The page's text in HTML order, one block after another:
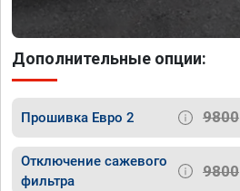
Дополнительные опции:
Прошивка Евро 2 9800
Отключение сажевого
фильтра
9800